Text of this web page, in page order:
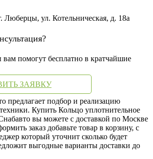
Люберцы, ул. Котельническая, д. 18а
помогут бесплатно в кратчайшие
ЗАЯВКУ
предлагает подбор и реализацию
Купить Кольцо уплотнительное
вы можете с доставкой по Москве
заказ добавьте товар в корзину, с
который уточнит сколько будет
выгодные варианты доставки до